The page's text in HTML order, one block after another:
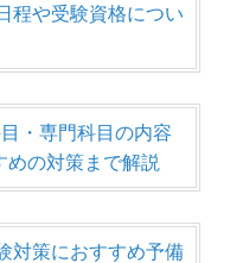
程や受験資格につい
・専門科目の内容
めの対策まで解説
対策におすすめ予備